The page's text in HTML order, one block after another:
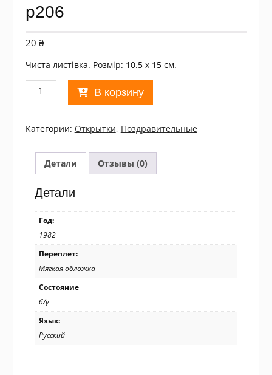
р206
20 ₴
Чиста листівка. Розмір: 10.5 х 15 см.
Количество
товара
1982.
Новым
годом!
Фото
Зеленовой
р206
В корзину
Категории: Открытки, Поздравительные
Детали Отзывы (0)
Детали
Год:
1982
Переплет:
Мягкая обложка
Состояние
б/у
Язык:
Русский